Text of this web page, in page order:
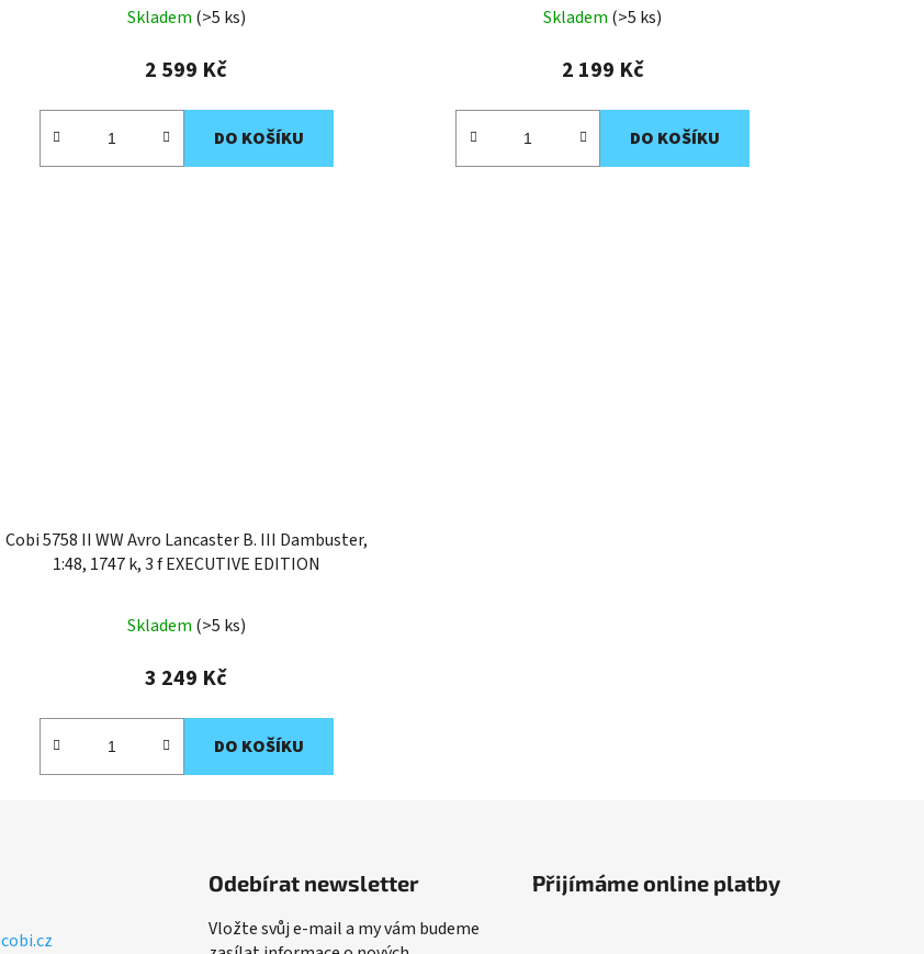
Skladem (>5 ks)
2 599 Kč
DO KOŠÍKU
Skladem (>5 ks)
2 199 Kč
DO KOŠÍKU
Cobi 5758 II WW Avro Lancaster B. III Dambuster,
1:48, 1747 k, 3 f EXECUTIVE EDITION
Skladem (>5 ks)
3 249 Kč
DO KOŠÍKU
cobi.cz
Odebírat newsletter
Vložte svůj e-mail a my vám budeme
Přijímáme online platby